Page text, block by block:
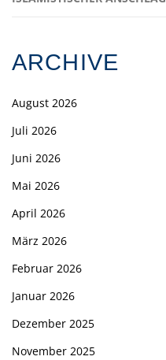
ARCHIVE
August 2026
Juli 2026
Juni 2026
Mai 2026
April 2026
März 2026
Februar 2026
Januar 2026
Dezember 2025
November 2025